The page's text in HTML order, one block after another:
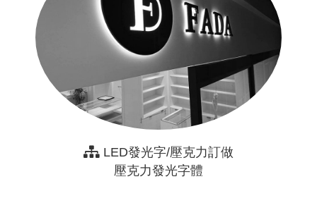
LED發光字/壓克力訂做
壓克力發光字體